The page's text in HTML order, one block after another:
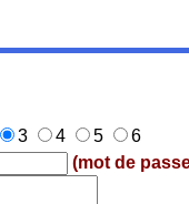
3 4 5
6
(mot de